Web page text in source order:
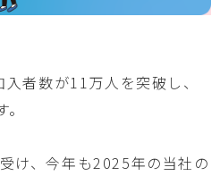
者数が11万人を突破し、
け、今年も2025年の当社の